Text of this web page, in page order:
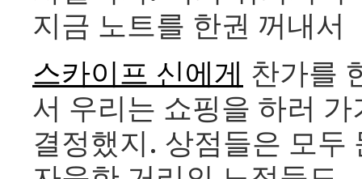
지금 노트를 한권 꺼내서
스카이프 신에게 찬가를
서 우리는 쇼핑을 하러 가
결정했지. 상점들은 모두